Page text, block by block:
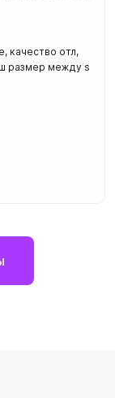
качество отл,
размер между s